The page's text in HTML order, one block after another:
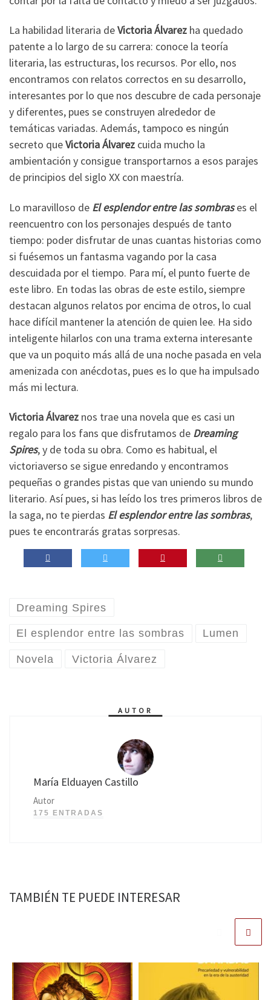
La habilidad literaria deVictoria Álvarez ha quedado
patente a lo largo de su carrera: conoce la teoría
literaria, las estructuras, los recursos. Por ello, nos
encontramos con relatos correctos en su desarrollo,
interesantes por lo que nos descubre de cada personaje
y diferentes, pues se construyen alrededor de
temáticas variadas. Además, tampoco es ningún
secreto queVictoria Álvarez cuida mucho la
ambientación y consigue transportarnos a esos parajes
de principios del siglo XX con maestría.
Lo maravilloso de El esplendor entre las sombrases el
reencuentro con los personajes después de tanto
tiempo: poder disfrutar de unas cuantas historias como
si fuésemos un fantasma vagando por la casa
descuidada por el tiempo. Para mí, el punto fuerte de
este libro. En todas las obras de este estilo, siempre
destacan algunos relatos por encima de otros, lo cual
hace difícil mantener la atención de quien lee. Ha sido
inteligente hilarlos con una trama externa interesante
que va un poquito más allá de una noche pasada en vela
amenizada con anécdotas, pues es lo que ha impulsado
más mi lectura.
Victoria Álvarez nos trae una novela que es casi un
regalo para los fans que disfrutamos de Dreaming
Spires, y de toda su obra. Como es habitual, el
victoriaverso se sigue enredando y encontramos
pequeñas o grandes pistas que van uniendo su mundo
literario. Así pues, si has leído los tres primeros libros de
la saga, no te pierdas El esplendor entre las sombras,
pues te encontrarás gratas sorpresas.
Dreaming Spires
El esplendor entre las sombras Lumen
Novela Victoria Álvarez
AUTOR
María Elduayen Castillo
Autor
175 ENTRADAS
TAMBIÉN TE PUEDE INTERESAR